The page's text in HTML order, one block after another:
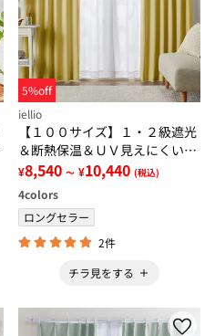
5%off
iellio
【１００サイズ】１・２級遮光
＆断熱保温＆ＵＶ見えにくいレ
ース付カーテンセット＜イージ
ーオーダー・無地・新生活・イ
エロー＞
¥8,540 ～ ¥10,440 (税込)
4colors
ロングセラー
2件
チラ見をする